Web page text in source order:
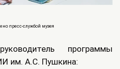
пресс-службой музея
программы
им. А.С. Пушкина: